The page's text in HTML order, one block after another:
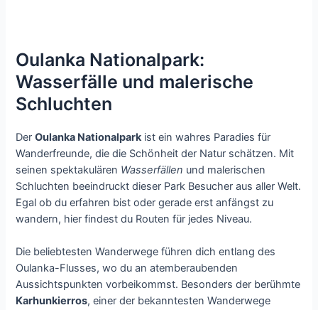
Oulanka Nationalpark:
Wasserfälle und malerische
Schluchten
DerOulanka Nationalparkist ein wahres Paradies für
Wanderfreunde, die die Schönheit der Natur schätzen. Mit
seinen spektakulären Wasserfällen und malerischen
Schluchten beeindruckt dieser Park Besucher aus aller Welt.
Egal ob du erfahren bist oder gerade erst anfängst zu
wandern, hier findest du Routen für jedes Niveau.
Die beliebtesten Wanderwege führen dich entlang des
Oulanka-Flusses, wo du an atemberaubenden
Aussichtspunkten vorbeikommst. Besonders der berühmte
Karhunkierros, einer der bekanntesten Wanderwege